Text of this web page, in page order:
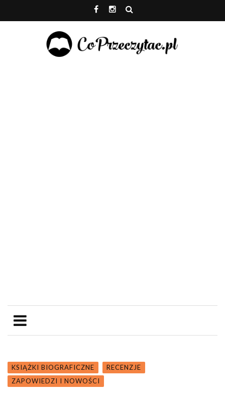
KSIĄŻKI BIOGRAFICZNE
RECENZJE
ZAPOWIEDZI I NOWOŚCI